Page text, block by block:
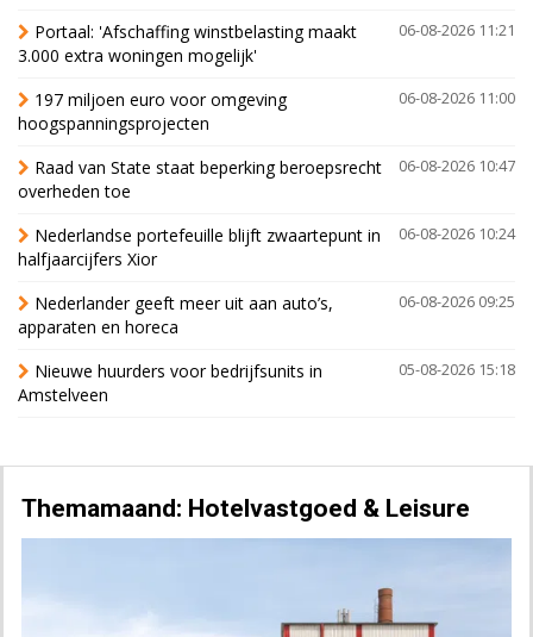
06-08-2026 11:21
Portaal: 'Afschaffing winstbelasting maakt
3.000 extra woningen mogelijk'
06-08-2026 11:00
197 miljoen euro voor omgeving
hoogspanningsprojecten
06-08-2026 10:47
Raad van State staat beperking beroepsrecht
overheden toe
06-08-2026 10:24
Nederlandse portefeuille blijft zwaartepunt in
halfjaarcijfers Xior
06-08-2026 09:25
Nederlander geeft meer uit aan auto’s,
apparaten en horeca
05-08-2026 15:18
Nieuwe huurders voor bedrijfsunits in
Amstelveen
Themamaand: Hotelvastgoed & Leisure